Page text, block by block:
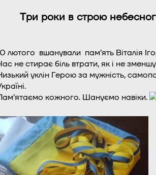
Три роки в строю
лютого вшанували пам’ять Віталія
не стирає біль втрати, як і не
уклін Герою за мужність,
кожного. Шануємо навіки.